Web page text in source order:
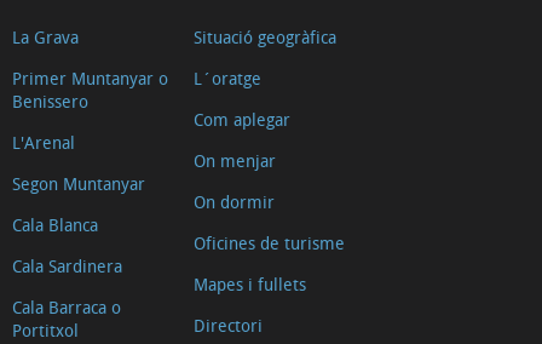
La Grava
Primer Muntanyar o
Benissero
L'Arenal
Segon Muntanyar
Cala Blanca
Cala Sardinera
Cala Barraca o
Portitxol
Situació geogràfica
L´oratge
Com aplegar
On menjar
On dormir
Oficines de turisme
Mapes i fullets
Directori